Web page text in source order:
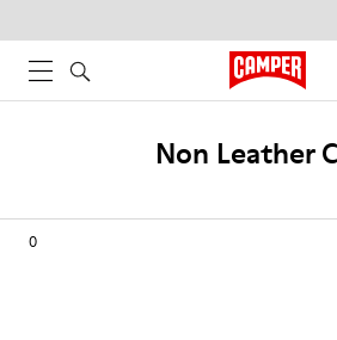
Non Leather
0